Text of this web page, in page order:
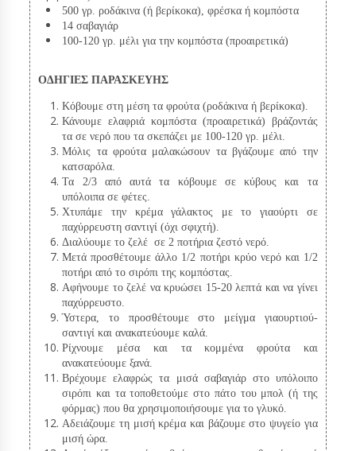
500 γρ. ροδάκινα (ή βερίκοκα), φρέσκα ή κομπόστα
14 σαβαγιάρ
100-120 γρ. μέλι για την κομπόστα (προαιρετικά)
ΟΔΗΓΙΕΣ ΠΑΡΑΣΚΕΥΗΣ
Κόβουμε στη μέση τα φρούτα (ροδάκινα ή βερίκοκα).
Κάνουμε ελαφριά κομπόστα (προαιρετικά) βράζοντάς
τα σε νερό που τα σκεπάζει με 100-120 γρ. μέλι.
Μόλις τα φρούτα μαλακώσουν τα βγάζουμε από την
κατσαρόλα.
Τα 2/3 από αυτά τα κόβουμε σε κύβους και τα
υπόλοιπα σε φέτες.
Χτυπάμε την κρέμα γάλακτος με το γιαούρτι σε
παχύρρευστη σαντιγί (όχι σφιχτή).
Διαλύουμε το ζελέ σε 2 ποτήρια ζεστό νερό.
Μετά προσθέτουμε άλλο 1/2 ποτήρι κρύο νερό και 1/2
ποτήρι από το σιρόπι της κομπόστας.
Αφήνουμε το ζελέ να κρυώσει 15-20 λεπτά και να γίνει
παχύρρευστο.
Ύστερα, το προσθέτουμε στο μείγμα γιαουρτιού-
σαντιγί και ανακατεύουμε καλά.
Ρίχνουμε μέσα και τα κομμένα φρούτα και
ανακατεύουμε ξανά.
Βρέχουμε ελαφρώς τα μισά σαβαγιάρ στο υπόλοιπο
σιρόπι και τα τοποθετούμε στο πάτο του μπολ (ή της
φόρμας) που θα χρησιμοποιήσουμε για το γλυκό.
Αδειάζουμε τη μισή κρέμα και βάζουμε στο ψυγείο για
μισή ώρα.